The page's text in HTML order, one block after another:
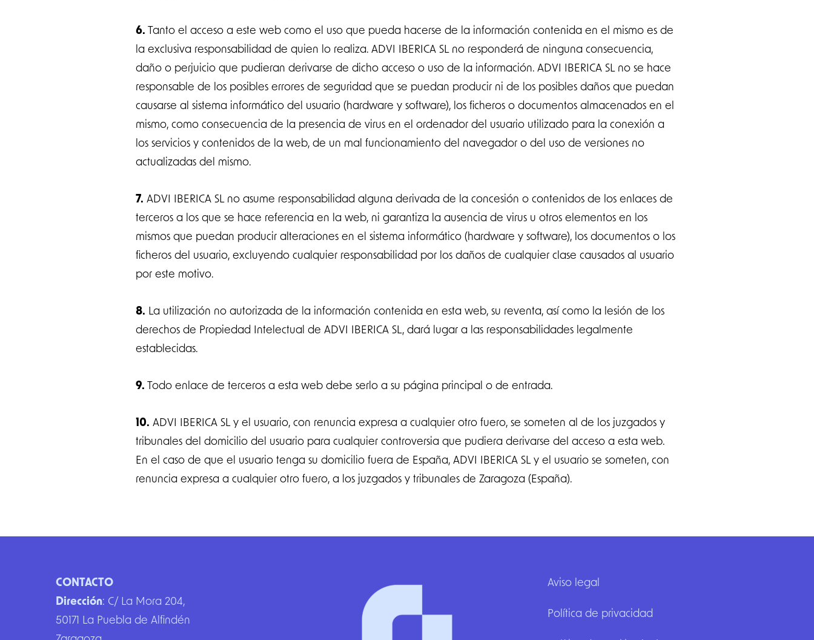
6. Tanto el acceso a este web como el uso que pueda hacerse de la información contenida en el mismo es de
la exclusiva responsabilidad de quien lo realiza. ADVI IBERICA SL no responderá de ninguna consecuencia,
daño o perjuicio que pudieran derivarse de dicho acceso o uso de la información. ADVI IBERICA SL no se hace
responsable de los posibles errores de seguridad que se puedan producir ni de los posibles daños que puedan
causarse al sistema informático del usuario (hardware y software), los ficheros o documentos almacenados en el
mismo, como consecuencia de la presencia de virus en el ordenador del usuario utilizado para la conexión a
los servicios y contenidos de la web, de un mal funcionamiento del navegador o del uso de versiones no
actualizadas del mismo.
7. ADVI IBERICA SL no asume responsabilidad alguna derivada de la concesión o contenidos de los enlaces de
terceros a los que se hace referencia en la web, ni garantiza la ausencia de virus u otros elementos en los
mismos que puedan producir alteraciones en el sistema informático (hardware y software), los documentos o los
ficheros del usuario, excluyendo cualquier responsabilidad por los daños de cualquier clase causados al usuario
por este motivo.
8. La utilización no autorizada de la información contenida en esta web, su reventa, así como la lesión de los
derechos de Propiedad Intelectual de ADVI IBERICA SL, dará lugar a las responsabilidades legalmente
establecidas.
9. Todo enlace de terceros a esta web debe serlo a su página principal o de entrada.
10. ADVI IBERICA SL y el usuario, con renuncia expresa a cualquier otro fuero, se someten al de los juzgados y
tribunales del domicilio del usuario para cualquier controversia que pudiera derivarse del acceso a esta web.
En el caso de que el usuario tenga su domicilio fuera de España, ADVI IBERICA SL y el usuario se someten, con
renuncia expresa a cualquier otro fuero, a los juzgados y tribunales de Zaragoza (España).
CONTACTO
Dirección: C/ La Mora 204,
50171 La Puebla de Alfindén
Aviso legal
Política de privacidad